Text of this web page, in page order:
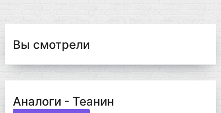
Вы смотрели
Аналоги - Теанин